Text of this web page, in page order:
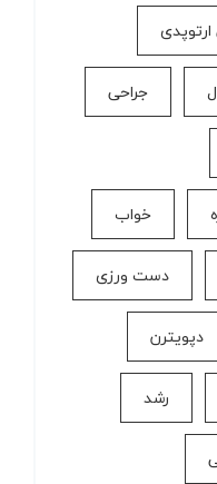
جراحی
خواب
دست ورزی
دپویترن
رشد